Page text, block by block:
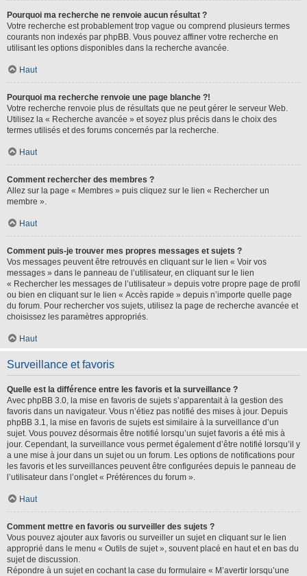
Pourquoi ma recherche ne renvoie aucun résultat ?
Votre recherche est probablement trop vague ou comprend plusieurs termes
courants non indexés par phpBB. Vous pouvez affiner votre recherche en
utilisant les options disponibles dans la recherche avancée.
Haut
Pourquoi ma recherche renvoie une page blanche ?!
Votre recherche renvoie plus de résultats que ne peut gérer le serveur Web.
Utilisez la « Recherche avancée » et soyez plus précis dans le choix des
termes utilisés et des forums concernés par la recherche.
Haut
Comment rechercher des membres ?
Allez sur la page « Membres » puis cliquez sur le lien « Rechercher un
membre ».
Haut
Comment puis-je trouver mes propres messages et sujets ?
Vos messages peuvent être retrouvés en cliquant sur le lien « Voir vos
messages » dans le panneau de l’utilisateur, en cliquant sur le lien
« Rechercher les messages de l’utilisateur » depuis votre propre page de profil
ou bien en cliquant sur le lien « Accès rapide » depuis n’importe quelle page
du forum. Pour rechercher vos sujets, utilisez la page de recherche avancée et
choisissez les paramètres appropriés.
Haut
Surveillance et favoris
Quelle est la différence entre les favoris et la surveillance ?
Avec phpBB 3.0, la mise en favoris de sujets s’apparentait à la gestion des
favoris dans un navigateur. Vous n’étiez pas notifié des mises à jour. Depuis
phpBB 3.1, la mise en favoris de sujets est similaire à la surveillance d’un
sujet. Vous pouvez désormais être notifié lorsqu’un sujet favoris a été mis à
jour. Cependant, la surveillance vous permet également d’être notifié lorsqu’il y
a une mise à jour dans un sujet ou un forum. Les options de notifications pour
les favoris et les surveillances peuvent être configurées depuis le panneau de
l’utilisateur dans l’onglet « Préférences du forum ».
Haut
Comment mettre en favoris ou surveiller des sujets ?
Vous pouvez ajouter aux favoris ou surveiller un sujet en cliquant sur le lien
approprié dans le menu « Outils de sujet », souvent placé en haut et en bas du
sujet de discussion.
Répondre à un sujet en cochant la case du formulaire « M’avertir lorsqu’une